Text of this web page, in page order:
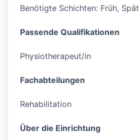
Benötigte Schichten: Früh, Spät
Passende Qualifikationen
Physiotherapeut/in
Fachabteilungen
Rehabilitation
Über die Einrichtung